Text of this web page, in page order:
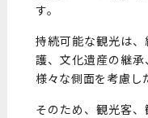
す。
持続可能な観光は
護、文化遺産の継承
様々な側面を考慮し
そのため、観光客